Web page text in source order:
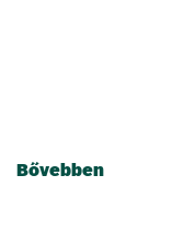
Bővebben